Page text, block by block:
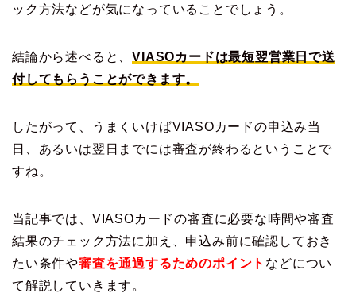
ック方法などが気になっていることでしょう。
結論から述べると、VIASOカードは最短翌営業日で送
付してもらうことができます。
したがって、うまくいけばVIASOカードの申込み当
日、あるいは翌日までには審査が終わるということで
すね。
当記事では、VIASOカードの審査に必要な時間や審査
結果のチェック方法に加え、申込み前に確認しておき
たい条件や審査を通過するためのポイント などについ
て解説していきます。